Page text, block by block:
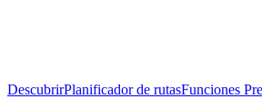
DescubrirPlanificador de rutasFunciones